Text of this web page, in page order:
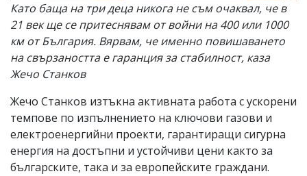
Като баща на три деца никога не съм очаквал, че в
21 век ще се притеснявам от войни на 400 или 1000
км от България. Вярвам, че именно повишаването
на свързаността е гаранция за стабилност, каза
Жечо Станков
Жечо Станков изтъкна активната работа с ускорени
темпове по изпълнението на ключови газови и
електроенергийни проекти, гарантиращи сигурна
енергия на достъпни и устойчиви цени както за
българските, така и за европейските граждани.